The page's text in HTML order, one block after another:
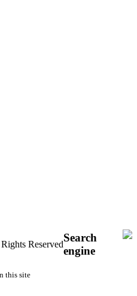
Reserved
Search
engine
this site